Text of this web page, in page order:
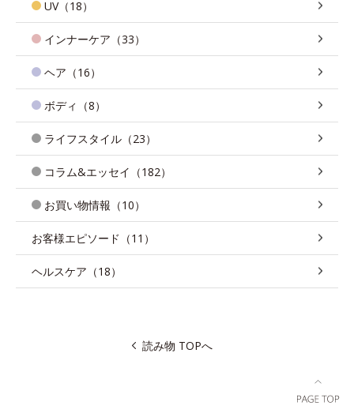
UV（18）
インナーケア（33）
ヘア（16）
ボディ（8）
ライフスタイル（23）
コラム&エッセイ（182）
お買い物情報（10）
お客様エピソード（11）
ヘルスケア（18）
読み物 TOPへ